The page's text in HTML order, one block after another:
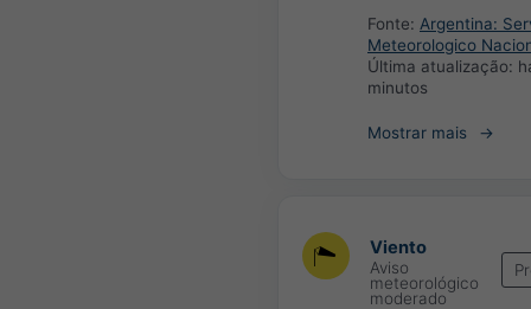
Fonte: Argentina:
Meteorologico
Última atualização:
minutos
Mostrar mais
Viento
Aviso
meteorológico
moderado